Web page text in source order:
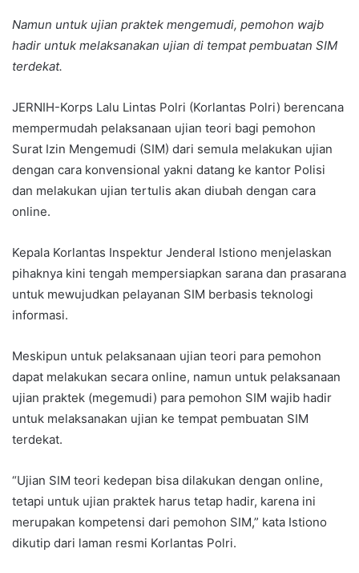
Namun untuk ujian praktek mengemudi, pemohon wajb
hadir untuk melaksanakan ujian di tempat pembuatan SIM
terdekat.
JERNIH-Korps Lalu Lintas Polri (Korlantas Polri) berencana
mempermudah pelaksanaan ujian teori bagi pemohon
Surat Izin Mengemudi (SIM) dari semula melakukan ujian
dengan cara konvensional yakni datang ke kantor Polisi
dan melakukan ujian tertulis akan diubah dengan cara
online.
Kepala Korlantas Inspektur Jenderal Istiono menjelaskan
pihaknya kini tengah mempersiapkan sarana dan prasarana
untuk mewujudkan pelayanan SIM berbasis teknologi
informasi.
Meskipun untuk pelaksanaan ujian teori para pemohon
dapat melakukan secara online, namun untuk pelaksanaan
ujian praktek (megemudi) para pemohon SIM wajib hadir
untuk melaksanakan ujian ke tempat pembuatan SIM
terdekat.
“Ujian SIM teori kedepan bisa dilakukan dengan online,
tetapi untuk ujian praktek harus tetap hadir, karena ini
merupakan kompetensi dari pemohon SIM,” kata Istiono
dikutip dari laman resmi Korlantas Polri.